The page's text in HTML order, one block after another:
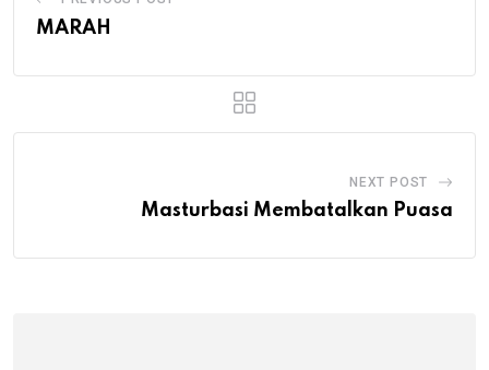
MARAH
NEXT POST
Masturbasi Membatalkan Puasa